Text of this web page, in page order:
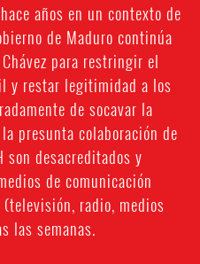
años en un contexto de
de Maduro continúa
para restringir el
y restar legitimidad a los
de socavar la
presunta colaboración de
son desacreditados y
de comunicación
radio, medios
las semanas.